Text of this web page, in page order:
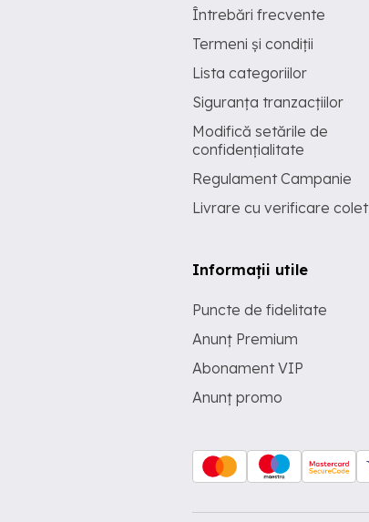
Întrebări frecvente
Termeni și condiții
Lista categoriilor
Siguranța tranzacțiilor
Modifică setările de
confidențialitate
Regulament Campanie
Livrare cu verificare colet
Informații utile
Puncte de fidelitate
Anunț Premium
Abonament VIP
Anunț promo